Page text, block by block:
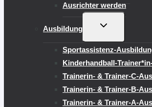
Ausrichter werden
Ausbildung
UNTERMENÜ
Sportassistenz-
Kinderhandball-
Trainerin- & Trainer-C-
Trainerin- & Trainer-B-
Trainerin- & Trainer-A-